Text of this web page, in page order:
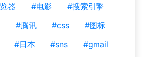
器 #电影
#搜索引擎
#腾讯 #css
#图标
#日本 #sns
#gmail